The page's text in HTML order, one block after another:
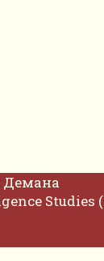
Демана
Studies